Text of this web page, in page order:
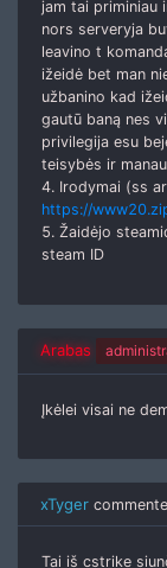
jam tai priminiau
nors serveryja
leavino t
ižeidė bet man
užbanino kad
gautū baną nes
privilegija esu
teisybės ir
4. Irodymai (ss
https://
5. Žaidėjo
steam ID
Arabas
Įkėlei visai ne
xTyger
Tai iš cstrike